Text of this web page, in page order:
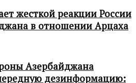
жесткой реакции России
в отношении Арцаха
Азербайджана
дезинформацию: